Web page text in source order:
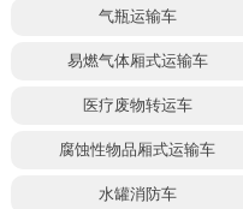
气瓶运输车
易燃气体厢式运输车
医疗废物转运车
腐蚀性物品厢式运输车
水罐消防车